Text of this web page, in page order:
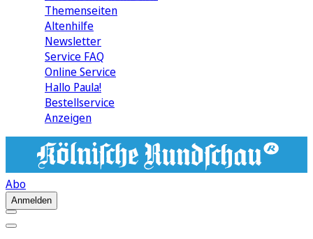
Themenseiten
Altenhilfe
Newsletter
Service FAQ
Online Service
Hallo Paula!
Bestellservice
Anzeigen
Abo
Anmelden